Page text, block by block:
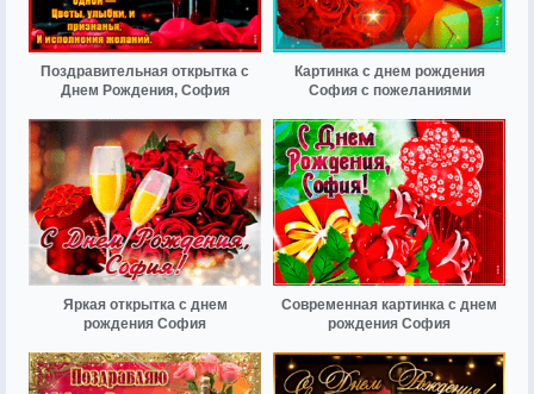
Поздравительная открытка с
Днем Рождения, София
Картинка с днем рождения
София с пожеланиями
Яркая открытка с днем
рождения София
Современная картинка с днем
рождения София